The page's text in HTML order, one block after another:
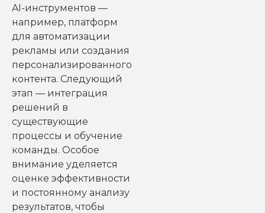
AI-инструментов —
например, платформ
для автоматизации
рекламы или создания
персонализированного
контента. Следующий
этап — интеграция
решений в
существующие
процессы и обучение
команды. Особое
внимание уделяется
оценке эффективности
и постоянному анализу
результатов, чтобы